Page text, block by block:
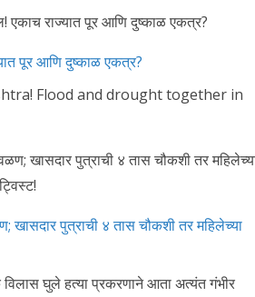
पूर आणि दुष्काळ एकत्र?
Flood and drought together in
पुत्राची ४ तास चौकशी तर महिलेच्या
घुले हत्या प्रकरणाने आता अत्यंत गंभीर